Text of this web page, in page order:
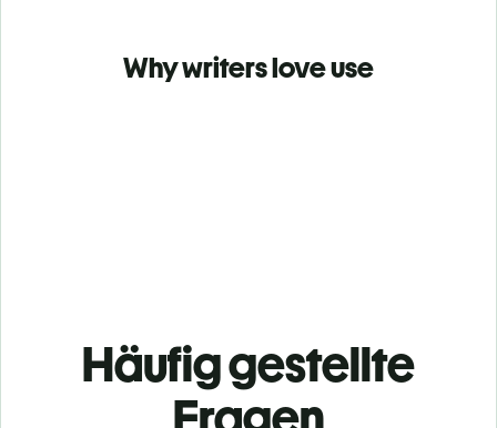
Why writers love use
Häufig gestellte